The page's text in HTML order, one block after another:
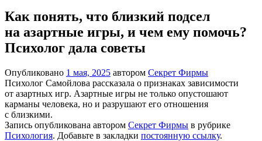
Как понять, что близкий подсел
на азартные игры, и чем ему помочь?
Психолог дала советы
Опубликовано 1 мая, 2025 автором Секрет Фирмы
Психолог Самойлова рассказала о признаках зависимости
от азартных игр. Азартные игры не только опустошают
карманы человека, но и разрушают его отношения
с близкими.
Запись опубликована автором Секрет Фирмы в рубрике
Психология. Добавьте в закладки постоянную ссылку.